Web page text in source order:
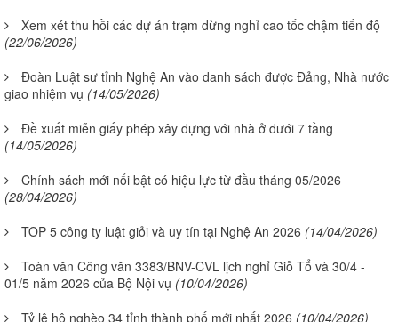
Xem xét thu hồi các dự án trạm dừng nghỉ cao tốc chậm tiến độ
(22/06/2026)
Đoàn Luật sư tỉnh Nghệ An vào danh sách được Đảng, Nhà nước
giao nhiệm vụ (14/05/2026)
Đề xuất miễn giấy phép xây dựng với nhà ở dưới 7 tầng
(14/05/2026)
Chính sách mới nổi bật có hiệu lực từ đầu tháng 05/2026
(28/04/2026)
TOP 5 công ty luật giỏi và uy tín tại Nghệ An 2026 (14/04/2026)
Toàn văn Công văn 3383/BNV-CVL lịch nghỉ Giỗ Tổ và 30/4 -
01/5 năm 2026 của Bộ Nội vụ (10/04/2026)
Tỷ lệ hộ nghèo 34 tỉnh thành phố mới nhất 2026 (10/04/2026)